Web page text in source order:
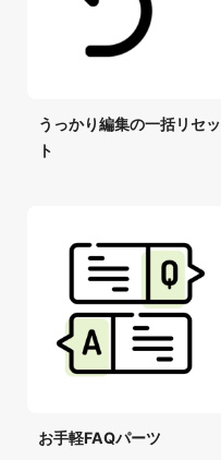
うっかり編集の一括リセッ
ト
お手軽FAQパーツ